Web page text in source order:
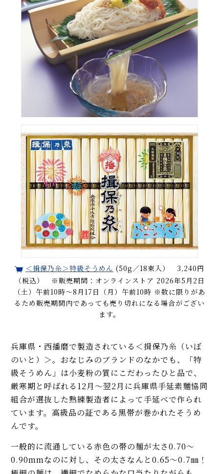
＜揖保乃糸＞特級そうめん (50g／18束入） 3,240円
（税込） ※販売期間：オンラインストア 2026年5月2日
（土）午前10時～8月17日（月）午前10時 ※数に限りがあ
るため販売期間内であっても売り切れになる場合がござい
ます。
兵庫県・西播磨で製造されている＜揖保乃糸（いぼ
のいと）＞。おなじみのブランドのなかでも、「特
級そうめん」は小麦粉の質にこだわったひと品で、
厳寒期と呼ばれる12月～翌2月に兵庫県手延素麵協同
組合が選抜した熟練製造者によって手延べで作られ
ています。高級品の証である黒帯が巻かれたそうめ
んです。
一般的に流通している赤色の帯の麺が太さ0.70〜
0.90mmなのに対し、その太さなんと0.65～0.7㎜！